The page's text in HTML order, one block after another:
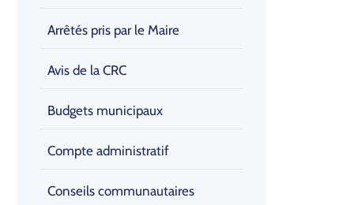
Arrêtés pris par le Maire
Avis de la CRC
Budgets municipaux
Compte administratif
Conseils communautaires